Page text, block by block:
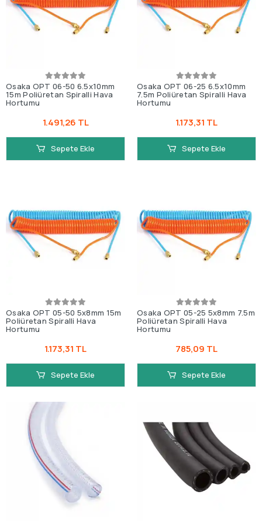
Osaka OPT 06-50 6.5x10mm
15m Poliüretan Spiralli Hava
Hortumu
1.491,26 TL
Sepete Ekle
Osaka OPT 06-25 6.5x10mm
7.5m Poliüretan Spiralli Hava
Hortumu
1.173,31 TL
Sepete Ekle
Osaka OPT 05-50 5x8mm 15m
Poliüretan Spiralli Hava
Hortumu
1.173,31 TL
Sepete Ekle
Osaka OPT 05-25 5x8mm 7.5m
Poliüretan Spiralli Hava
Hortumu
785,09 TL
Sepete Ekle